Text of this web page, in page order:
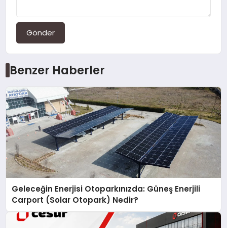
Gönder
Benzer Haberler
Geleceğin Enerjisi Otoparkınızda: Güneş Enerjili
Carport (Solar Otopark) Nedir?